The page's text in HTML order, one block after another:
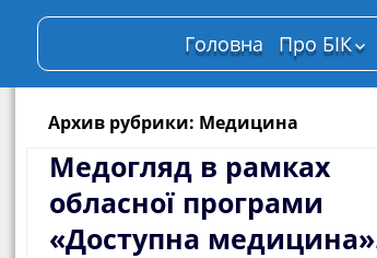
Головна
Про БІК
Архив рубрики: Медицина
Медогляд в рамках
обласної програми
«Доступна